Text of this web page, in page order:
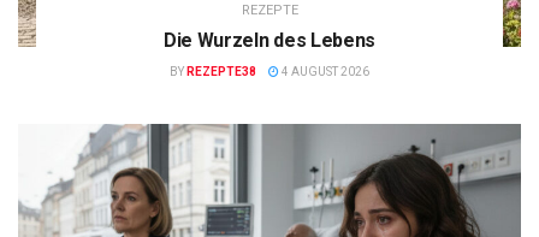
REZEPTE
Die Wurzeln des Lebens
BY REZEPTE38 4 AUGUST 2026